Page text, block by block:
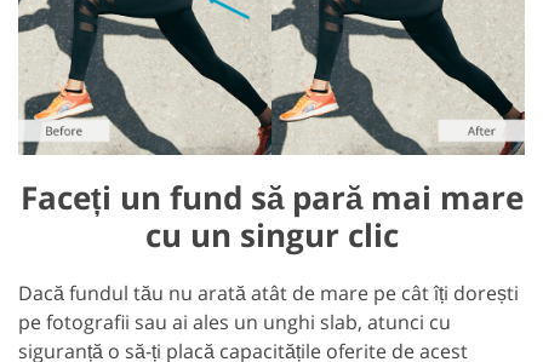
Faceți un fund să pară mai mare
cu un singur clic
Dacă fundul tău nu arată atât de mare pe cât îți dorești
pe fotografii sau ai ales un unghi slab, atunci cu
siguranță o să-ți placă capacitățile oferite de acest